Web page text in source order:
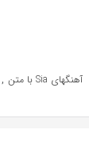
آهنگهای Sia با متن